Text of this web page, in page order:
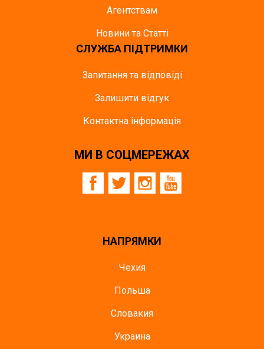
Агентствам
Новини та Статті
СЛУЖБА ПІДТРИМКИ
Запитання та відповіді
Залишити відгук
Контактна інформація
МИ В СОЦМЕРЕЖАХ
НАПРЯМКИ
Чехия
Польша
Словакия
Украина